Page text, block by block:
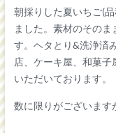
朝採りした夏いちご(
ました。素材のその
す。ヘタとり&洗浄済
店、ケーキ屋、和菓
いただいております。
数に限りがございます